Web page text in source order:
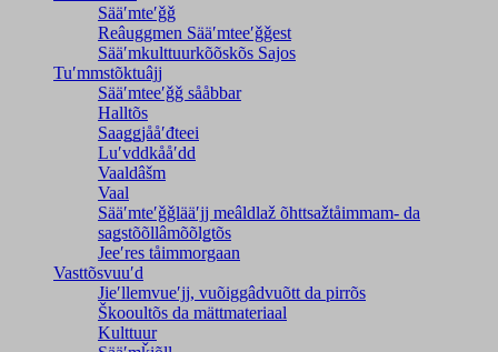
Sääʹmteʹǧǧ
Reâuggmen Sääʹmteeʹǧǧest
Sääʹmkulttuurkõõskõs Sajos
Tuʹmmstõktuâjj
Sääʹmteeʹǧǧ sååbbar
Halltõs
Saaǥǥjååʹđteei
Luʹvddkååʹdd
Vaaldâšm
Vaal
Sääʹmteʹǧǧlääʹjj meâldlaž õhttsažtåimmam- da
saǥstõõllâmõõlǥtõs
Jeeʹres tåimmorgaan
Vasttõsvuuʹd
Jieʹllemvueʹjj, vuõiggâdvuõtt da pirrõs
Škooultõs da mättmateriaal
Kulttuur